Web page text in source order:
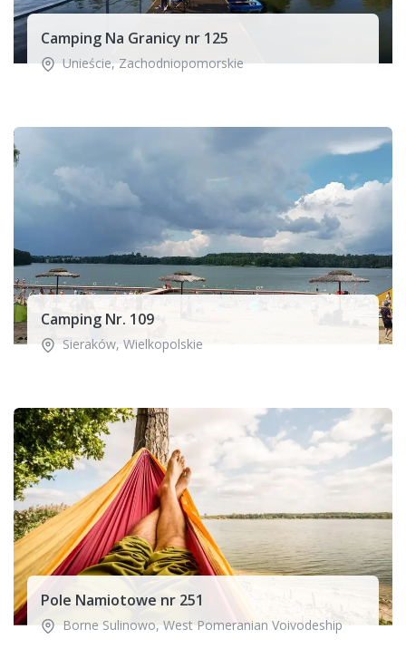
Camping Na Granicy nr 125
Unieście, Zachodniopomorskie
Camping Nr. 109
Sieraków, Wielkopolskie
Pole Namiotowe nr 251
Borne Sulinowo,West Pomeranian Voivodeship